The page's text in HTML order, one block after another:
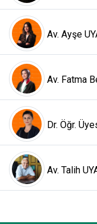
Av. Ayşe
Av. Fatma
Dr. Öğr.
Av. Talih